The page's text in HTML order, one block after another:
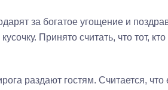
за богатое угощение и
Принято считать, что тот,
раздают гостям. Считается,